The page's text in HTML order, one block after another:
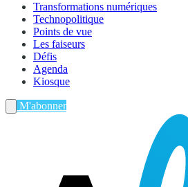
Transformations numériques
Technopolitique
Points de vue
Les faiseurs
Défis
Agenda
Kiosque
M'abonner